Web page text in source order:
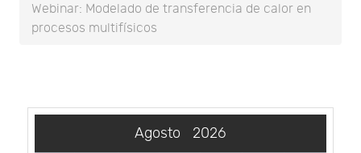
Webinar: Modelado de transferencia de calor en
procesos multifísicos
Agosto 2026